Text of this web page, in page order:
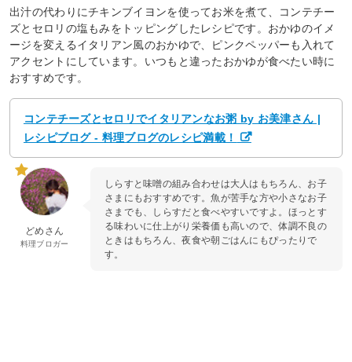
出汁の代わりにチキンブイヨンを使ってお米を煮て、コンテチー
ズとセロリの塩もみをトッピングしたレシピです。おかゆのイメ
ージを変えるイタリアン風のおかゆで、ピンクペッパーも入れて
アクセントにしています。いつもと違ったおかゆが食べたい時に
おすすめです。
コンテチーズとセロリでイタリアンなお粥 by お美津さん |
レシピブログ - 料理ブログのレシピ満載！
どめさん
料理ブロガー
しらすと味噌の組み合わせは大人はもちろん、お子
さまにもおすすめです。魚が苦手な方や小さなお子
さまでも、しらすだと食べやすいですよ。ほっとす
る味わいに仕上がり栄養価も高いので、体調不良の
ときはもちろん、夜食や朝ごはんにもぴったりで
す。